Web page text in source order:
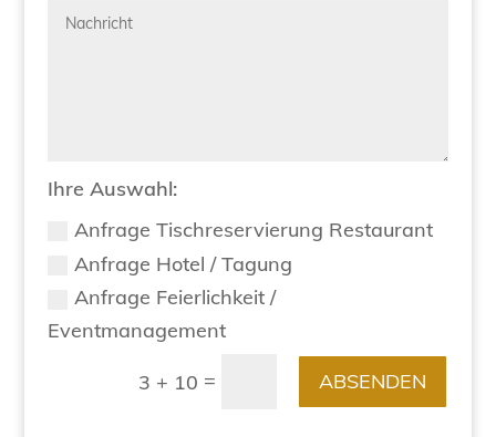
Ihre Auswahl:
Anfrage Tischreservierung Restaurant
Anfrage Hotel / Tagung
Anfrage Feierlichkeit /
Eventmanagement
3 + 10 = ABSENDEN